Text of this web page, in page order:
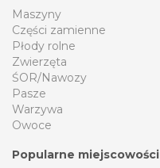
Maszyny
Części zamienne
Płody rolne
Zwierzęta
ŚOR/Nawozy
Pasze
Warzywa
Owoce
Popularne miejscowości